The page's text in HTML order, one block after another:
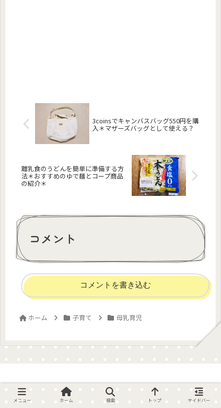
3coinsでキャンバスバッグ550円を購
入＊マザーズバッグとして使える？
離乳食のうどんを簡単に準備する方
法＊おすすめのゆで麺とコープ商品
の紹介＊
コメント
コメントを書き込む
ホーム 子育て 母乳育児
はまじMAMA's WORKs
メニュー ホーム 検索 トップ サイドバー